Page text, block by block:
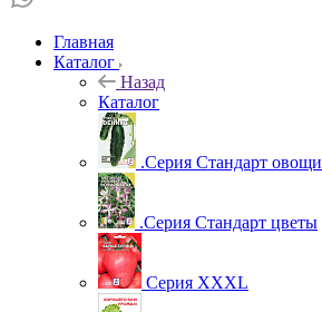
Главная
Каталог
Назад
Каталог
.Серия Стандарт овощи
.Серия Стандарт цветы
Серия XXXL